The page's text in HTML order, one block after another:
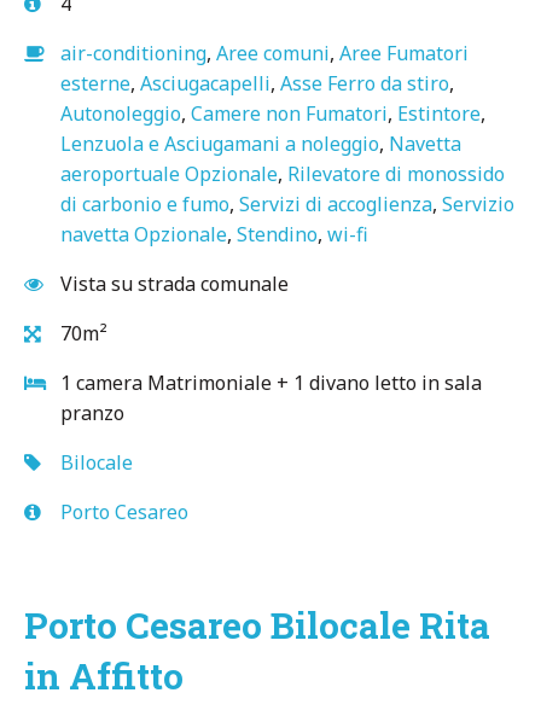
air-conditioning, Aree comuni, Aree Fumatori
esterne, Asciugacapelli, Asse Ferro da stiro,
Autonoleggio, Camere non Fumatori, Estintore,
Lenzuola e Asciugamani a noleggio, Navetta
aeroportuale Opzionale, Rilevatore di monossido
di carbonio e fumo, Servizi di accoglienza, Servizio
navetta Opzionale, Stendino, wi-fi
Vista su strada comunale
70m²
1 camera Matrimoniale + 1 divano letto in sala
pranzo
Bilocale
Porto Cesareo
Porto Cesareo Bilocale Rita
in Affitto